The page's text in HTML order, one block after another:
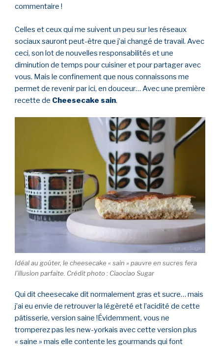
commentaire !
Celles et ceux qui me suivent un peu sur les réseaux
sociaux sauront peut-être que j’ai changé de travail. Avec
ceci, son lot de nouvelles responsabilités et une
diminution de temps pour cuisiner et pour partager avec
vous. Mais le confinement que nous connaissons me
permet de revenir par ici, en douceur… Avec une première
recette de Cheesecake sain.
Idéal au goûter, le cheesecake « sain » pauvre en sucres fera
l’illusion parfaite. Crédit photo : Ciaociao Sugar
Qui dit cheesecake dit normalement gras et sucre… mais
j’ai eu envie de retrouver la légèreté et l’acidité de cette
pâtisserie, version saine !Évidemment, vous ne
tromperez pas les new-yorkais avec cette version plus
« saine » mais elle contente les gourmands qui font